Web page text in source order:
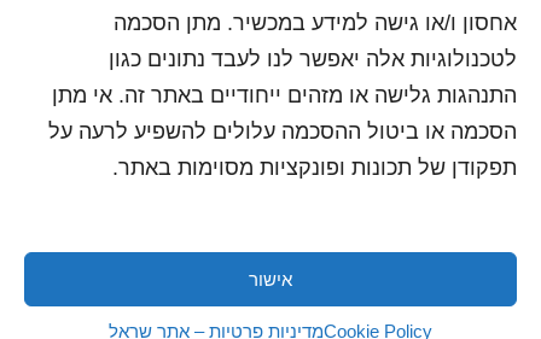
אחסון ו/או גישה למידע במכשיר. מתן הסכמה
לטכנולוגיות אלה יאפשר לנו לעבד נתונים כגון
התנהגות גלישה או מזהים ייחודיים באתר זה. אי מתן
הסכמה או ביטול ההסכמה עלולים להשפיע לרעה על
תפקודן של תכונות ופונקציות מסוימות באתר.
אישור
Cookie Policyמדיניות פרטיות – אתר שראל
הדפסה
"היוצרים"